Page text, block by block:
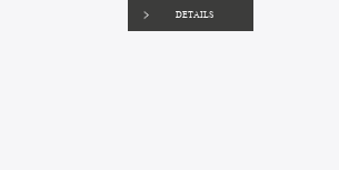
DETAILS